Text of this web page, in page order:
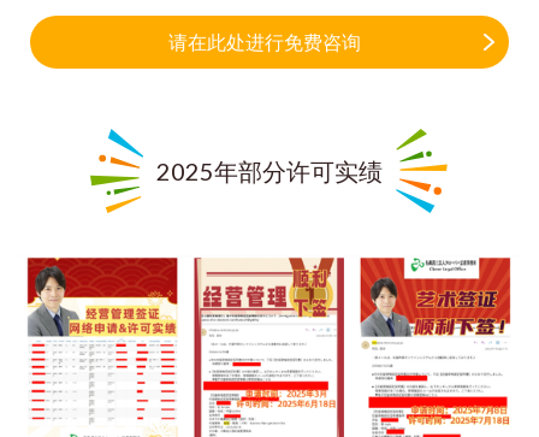
请在此处进行免费咨询
2025年部分许可实绩